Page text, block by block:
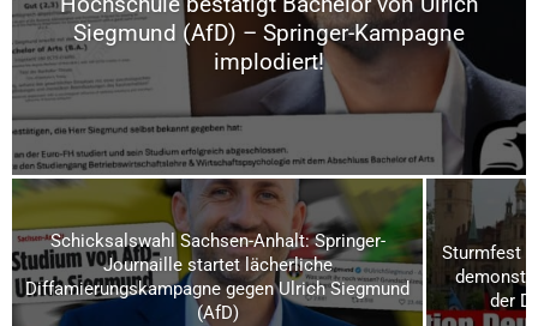
Siegmund (AfD) – Springer-Kampagne
implodiert!
Schicksalswahl Sachsen-Anhalt: Springer-
Journaille startet lächerliche
Diffamierungskampagne gegen Ulrich Siegmund
(AfD)
Sturmfest
der